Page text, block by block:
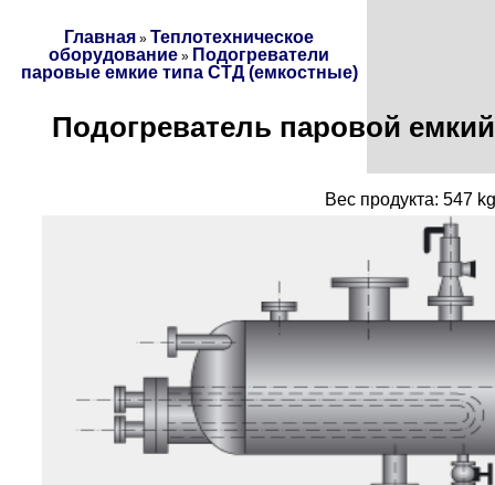
Главная » Теплотехническое
оборудование » Подогреватели
паровые емкие типа СТД (емкостные)
Подогреватель паровой
Вес продукта: 547 kg